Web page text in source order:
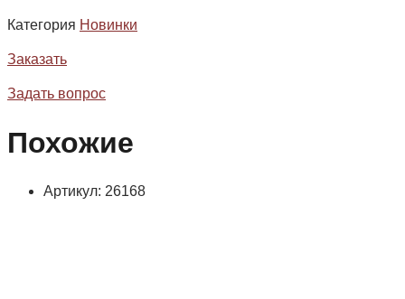
Категория Новинки
Заказать
Задать вопрос
Похожие
Артикул: 26168